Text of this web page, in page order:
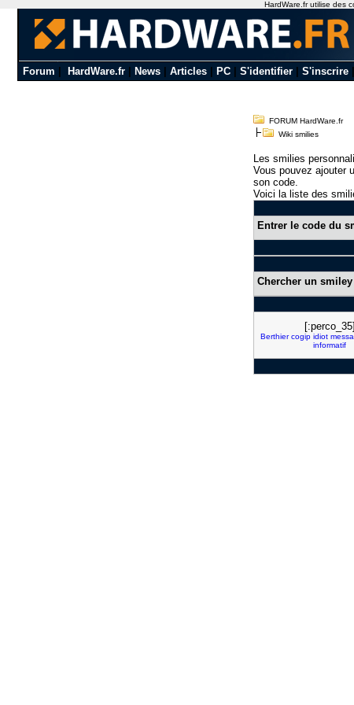
Forum HardWare.fr| News| Articles| PC| S'identifier| S'inscrire|
FORUM HardWare.fr
Wiki smilies
Les smilies
Vous pouvez ajouter
son code.
Voici la liste des
Entrer le code du
Chercher un
[:perco_35]
Berthier cogip idiot
informatif
HardWare.fr utilise des